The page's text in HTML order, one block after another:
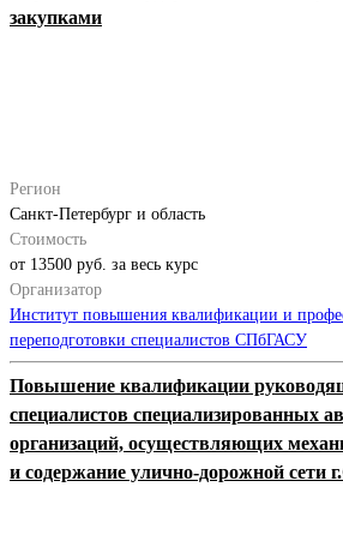
закупками
Регион
Санкт-Петербург и область
Стоимость
от 13500 руб. за весь курс
Организатор
Институт повышения квалификации и
переподготовки специалистов СПбГАСУ
Повышение квалификации
специалистов специализированных
организаций, осуществляющих
и содержание улично-дорожной сети